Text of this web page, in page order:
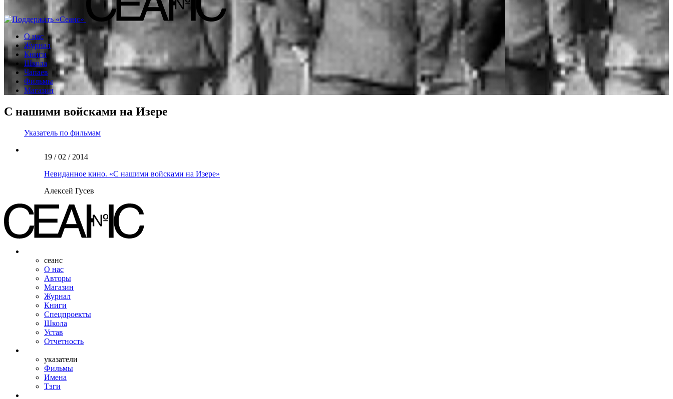
О нас
Журнал
Книги
Школа
Чапаев
Фильмы
Магазин
С нашими войсками на Изере
Указатель по фильмам
19 / 02 / 2014
Невиданное кино. «С нашими войсками на Изере»
Алексей Гусев
сеанс
О нас
Авторы
Магазин
Журнал
Книги
Спецпроекты
Школа
Устав
Отчетность
указатели
Фильмы
Имена
Тэги